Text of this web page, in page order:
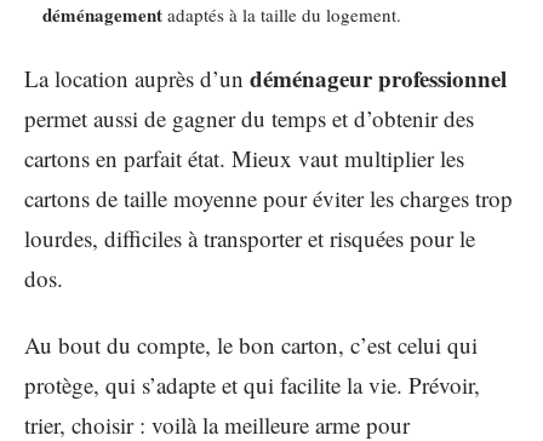
déménagement adaptés à la taille du logement.
La location auprès d’un déménageur professionnel
permet aussi de gagner du temps et d’obtenir des
cartons en parfait état. Mieux vaut multiplier les
cartons de taille moyenne pour éviter les charges trop
lourdes, difficiles à transporter et risquées pour le
dos.
Au bout du compte, le bon carton, c’est celui qui
protège, qui s’adapte et qui facilite la vie. Prévoir,
trier, choisir : voilà la meilleure arme pour